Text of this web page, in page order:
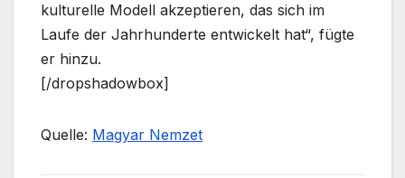
kulturelle Modell akzeptieren, das sich im
Laufe der Jahrhunderte entwickelt hat“, fügte
er hinzu.
[/dropshadowbox]
Quelle: Magyar Nemzet